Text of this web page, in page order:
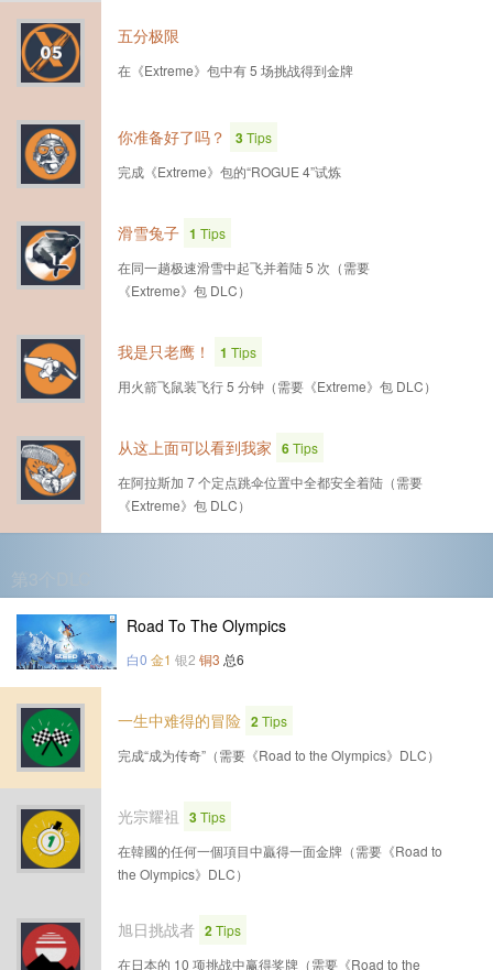
五分极限
在《Extreme》包中有 5 场挑战得到金牌
你准备好了吗？ 3Tips
完成《Extreme》包的“ROGUE 4”试炼
滑雪兔子 1 Tips
在同一趟极速滑雪中起飞并着陆 5 次（需要
《Extreme》包 DLC）
我是只老鹰！ 1 Tips
用火箭飞鼠装飞行 5 分钟（需要《Extreme》包 DLC）
从这上面可以看到我家 6Tips
在阿拉斯加 7 个定点跳伞位置中全都安全着陆（需要
《Extreme》包 DLC）
第3个DLC
Road To The Olympics
白0 金1 银2 铜3 总6
一生中难得的冒险 2Tips
完成“成为传奇”（需要《Road to the Olympics》DLC）
光宗耀祖 3Tips
在韓國的任何一個項目中贏得一面金牌（需要《Road to
the Olympics》DLC）
旭日挑战者 2Tips
在日本的 10 项挑战中赢得奖牌（需要《Road to the